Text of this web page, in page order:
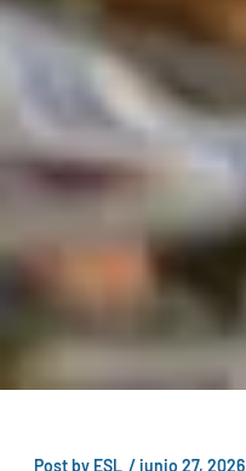
Post by ESL /junio 27, 2026